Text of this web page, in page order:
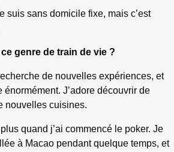
suis sans domicile fixe, mais c’est
genre de train de vie ?
de nouvelles expériences, et
énormément. J’adore découvrir de
nouvelles cuisines.
quand j’ai commencé le poker. Je
à Macao pendant quelque temps, et